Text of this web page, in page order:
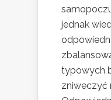
jednak
typowych
zniweczyć